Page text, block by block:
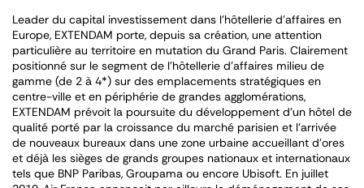
Leader du capital investissement dans l’hôtellerie d’affaires en
Europe, EXTENDAM porte, depuis sa création, une attention
particulière au territoire en mutation du Grand Paris. Clairement
positionné sur le segment de l’hôtellerie d’affaires milieu de
gamme (de 2 à 4*) sur des emplacements stratégiques en
centre-ville et en périphérie de grandes agglomérations,
EXTENDAM prévoit la poursuite du développement d’un hôtel de
qualité porté par la croissance du marché parisien et l’arrivée
de nouveaux bureaux dans une zone urbaine accueillant d’ores
et déjà les sièges de grands groupes nationaux et internationaux
tels que BNP Paribas, Groupama ou encore Ubisoft. En juillet